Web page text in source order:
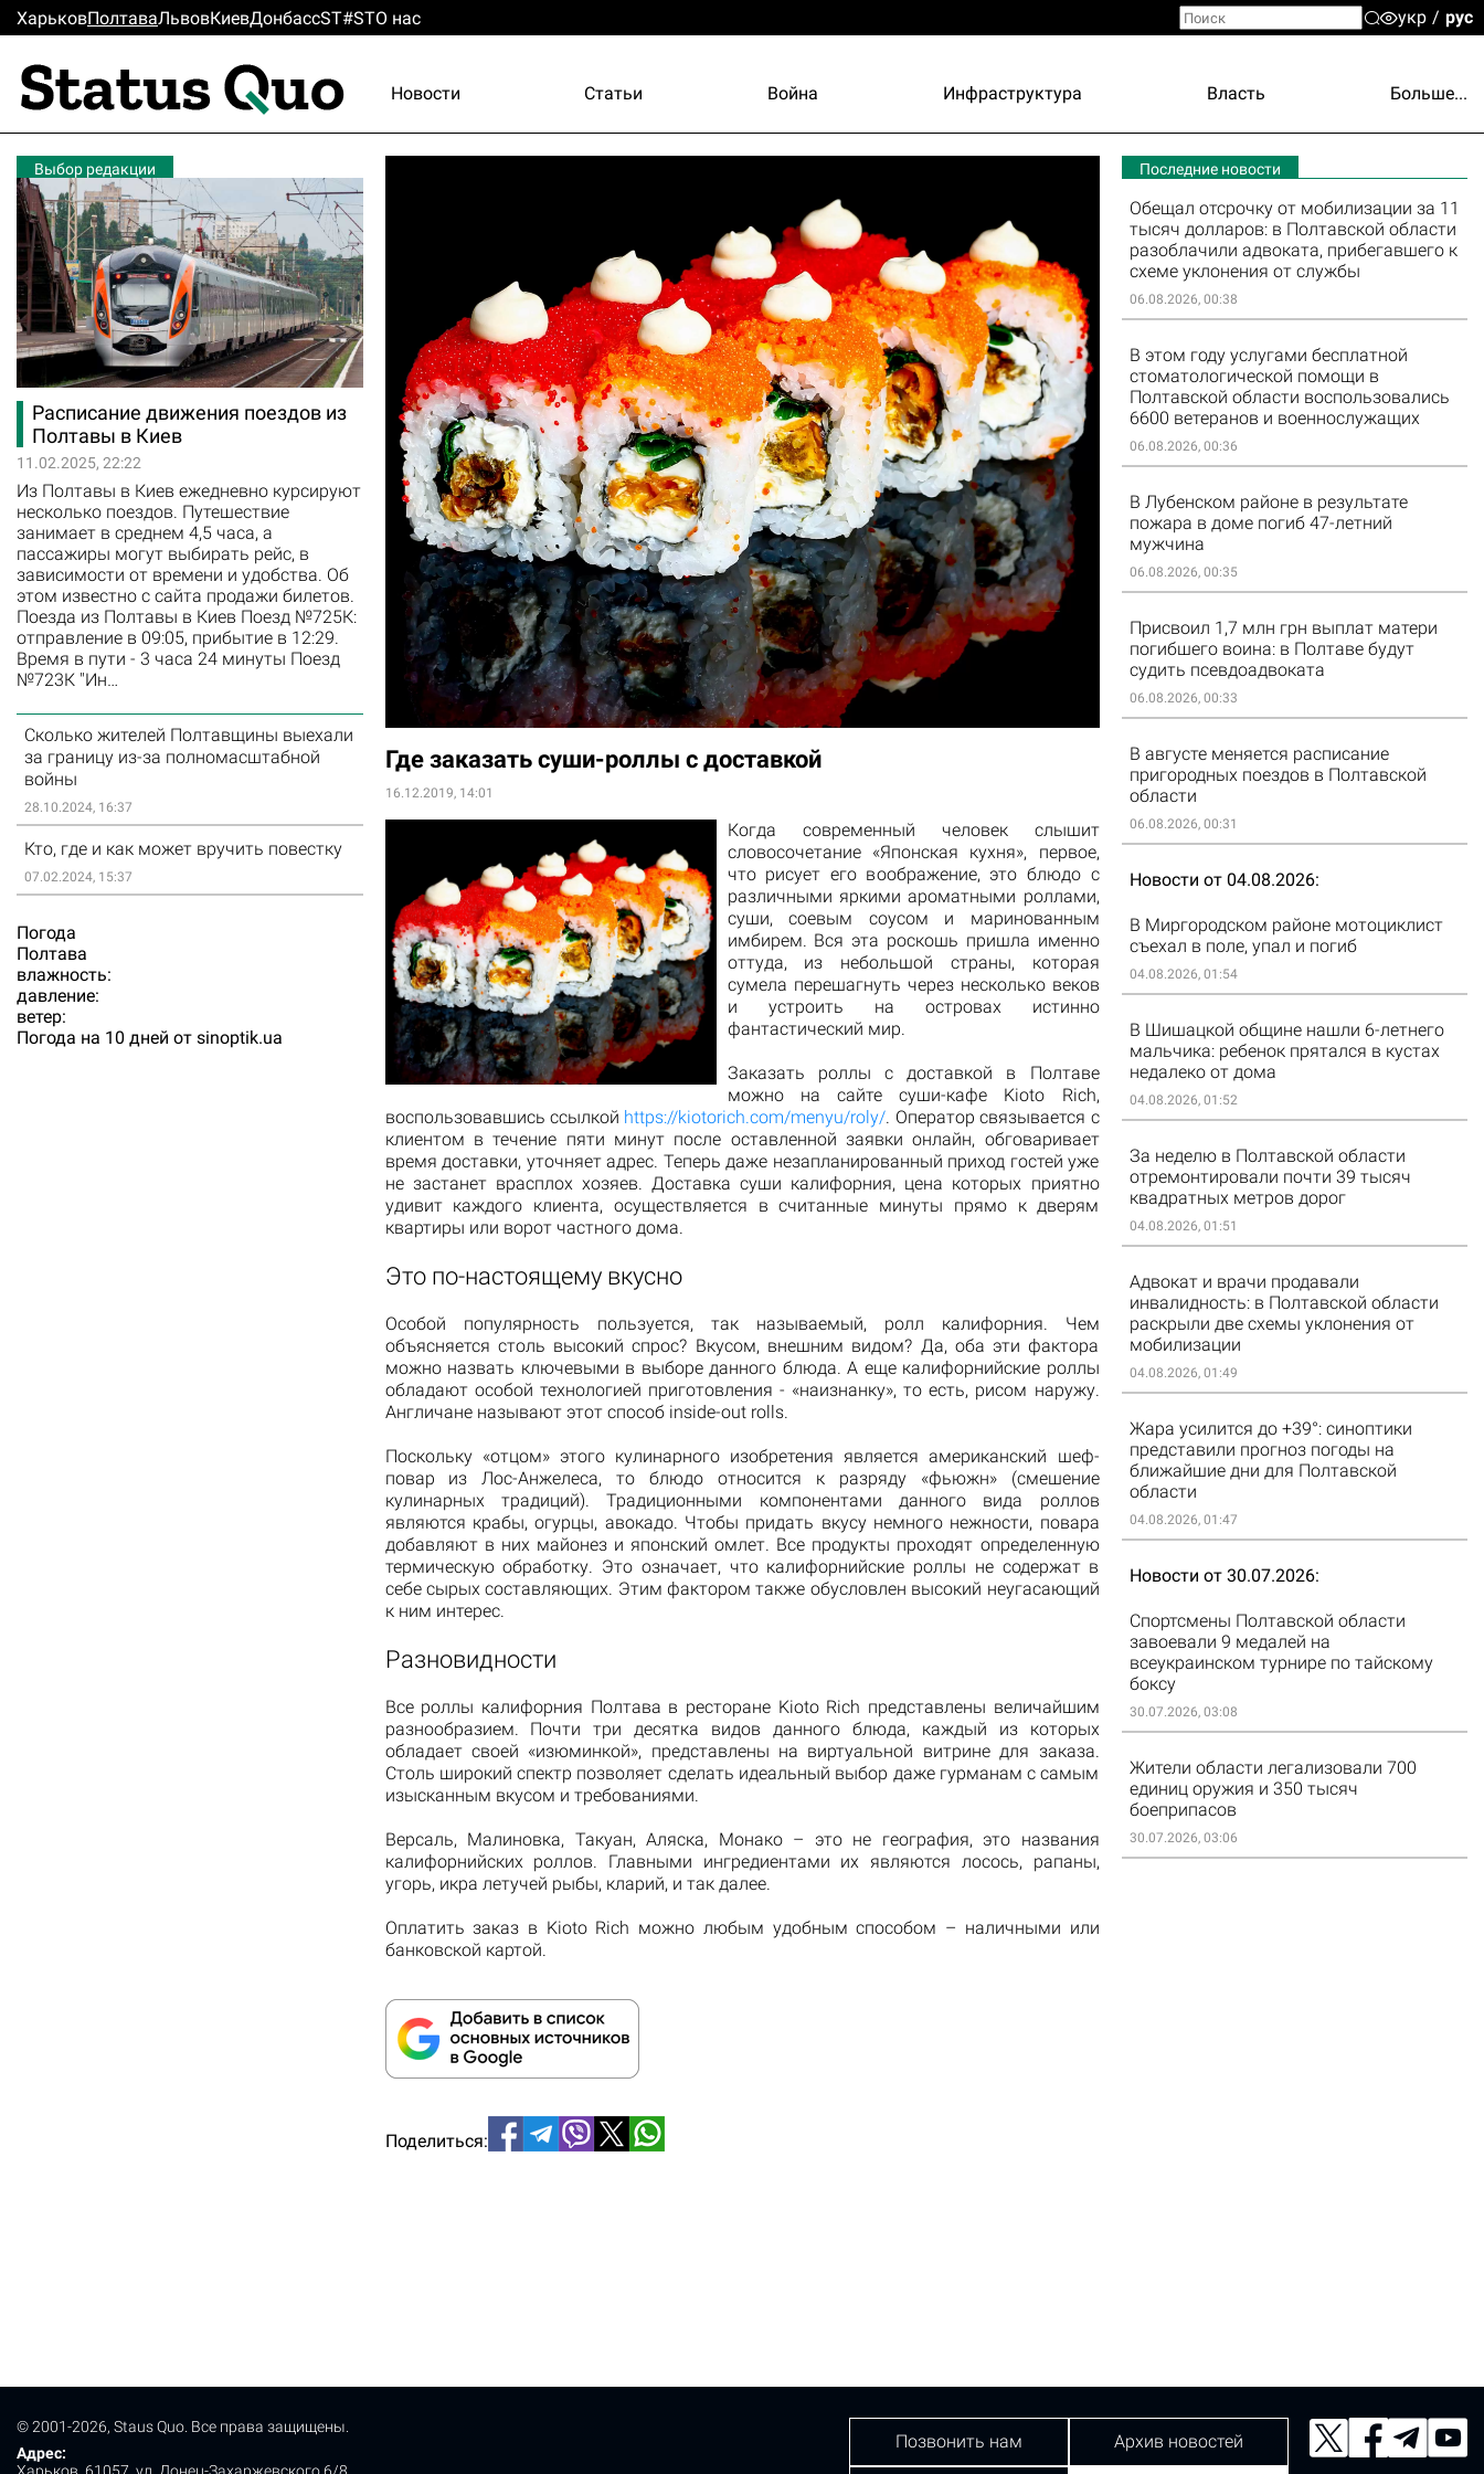
ХарьковПолтаваЛьвовКиевДонбассST#STО нас укр рус
Новости Статьи Война Инфраструктура Власть Больше...
Выбор редакции
Расписание движения поездов из
Полтавы в Киев
11.02.2025, 22:22
Из Полтавы в Киев ежедневно курсируют
несколько поездов. Путешествие
занимает в среднем 4,5 часа, а
пассажиры могут выбирать рейс, в
зависимости от времени и удобства. Об
этом известно с сайта продажи билетов.
Поезда из Полтавы в Киев Поезд №725К:
отправление в 09:05, прибытие в 12:29.
Время в пути - 3 часа 24 минуты Поезд
№723К "Ин…
Сколько жителей Полтавщины выехали
за границу из-за полномасштабной
войны
28.10.2024, 16:37
Кто, где и как может вручить повестку
07.02.2024, 15:37
Погода
Полтава
влажность:
давление:
ветер:
Погода на 10 дней от sinoptik.ua
Где заказать суши-роллы с доставкой
16.12.2019, 14:01
Когда современный человек слышит
словосочетание «Японская кухня», первое,
что рисует его воображение, это блюдо с
различными яркими ароматными роллами,
суши, соевым соусом и маринованным
имбирем. Вся эта роскошь пришла именно
оттуда, из небольшой страны, которая
сумела перешагнуть через несколько веков
и устроить на островах истинно
фантастический мир.
Заказать роллы с доставкой в Полтаве
можно на сайте суши-кафе Kioto Rich,
воспользовавшись ссылкой https://kiotorich.com/menyu/roly/. Оператор связывается с
клиентом в течение пяти минут после оставленной заявки онлайн, обговаривает
время доставки, уточняет адрес. Теперь даже незапланированный приход гостей уже
не застанет врасплох хозяев. Доставка суши калифорния, цена которых приятно
удивит каждого клиента, осуществляется в считанные минуты прямо к дверям
квартиры или ворот частного дома.
Это по-настоящему вкусно
Особой популярность пользуется, так называемый, ролл калифорния. Чем
объясняется столь высокий спрос? Вкусом, внешним видом? Да, оба эти фактора
можно назвать ключевыми в выборе данного блюда. А еще калифорнийские роллы
обладают особой технологией приготовления - «наизнанку», то есть, рисом наружу.
Англичане называют этот способ inside-out rolls.
Поскольку «отцом» этого кулинарного изобретения является американский шеф-
повар из Лос-Анжелеса, то блюдо относится к разряду «фьюжн» (смешение
кулинарных традиций). Традиционными компонентами данного вида роллов
являются крабы, огурцы, авокадо. Чтобы придать вкусу немного нежности, повара
добавляют в них майонез и японский омлет. Все продукты проходят определенную
термическую обработку. Это означает, что калифорнийские роллы не содержат в
себе сырых составляющих. Этим фактором также обусловлен высокий неугасающий
к ним интерес.
Разновидности
Все роллы калифорния Полтава в ресторане Kioto Rich представлены величайшим
разнообразием. Почти три десятка видов данного блюда, каждый из которых
обладает своей «изюминкой», представлены на виртуальной витрине для заказа.
Столь широкий спектр позволяет сделать идеальный выбор даже гурманам с самым
изысканным вкусом и требованиями.
Версаль, Малиновка, Такуан, Аляска, Монако – это не география, это названия
калифорнийских роллов. Главными ингредиентами их являются лосось, рапаны,
угорь, икра летучей рыбы, кларий, и так далее.
Оплатить заказ в Kioto Rich можно любым удобным способом – наличными или
банковской картой.
Поделиться:
Последние новости
Обещал отсрочку от мобилизации за 11
тысяч долларов: в Полтавской области
разоблачили адвоката, прибегавшего к
схеме уклонения от службы
06.08.2026, 00:38
В этом году услугами бесплатной
стоматологической помощи в
Полтавской области воспользовались
6600 ветеранов и военнослужащих
06.08.2026, 00:36
В Лубенском районе в результате
пожара в доме погиб 47-летний
мужчина
06.08.2026, 00:35
Присвоил 1,7 млн грн выплат матери
погибшего воина: в Полтаве будут
судить псевдоадвоката
06.08.2026, 00:33
В августе меняется расписание
пригородных поездов в Полтавской
области
06.08.2026, 00:31
Новости от 04.08.2026
В Миргородском районе мотоциклист
съехал в поле, упал и погиб
04.08.2026, 01:54
В Шишацкой общине нашли 6-летнего
мальчика: ребенок прятался в кустах
недалеко от дома
04.08.2026, 01:52
За неделю в Полтавской области
отремонтировали почти 39 тысяч
квадратных метров дорог
04.08.2026, 01:51
Адвокат и врачи продавали
инвалидность: в Полтавской области
раскрыли две схемы уклонения от
мобилизации
04.08.2026, 01:49
Жара усилится до +39°: синоптики
представили прогноз погоды на
ближайшие дни для Полтавской
области
04.08.2026, 01:47
Новости от 30.07.2026
Спортсмены Полтавской области
завоевали 9 медалей на
всеукраинском турнире по тайскому
боксу
30.07.2026, 03:08
Жители области легализовали 700
единиц оружия и 350 тысяч
боеприпасов
30.07.2026, 03:06
© 2001-2026, Staus Quo. Все права защищены.
Адрес:
Харьков, 61057, ул. Донец-Захаржевского 6/8
Позвонить нам Архив новостей